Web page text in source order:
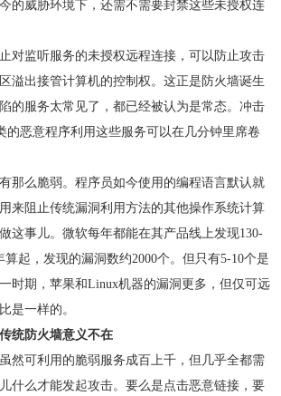
的威胁环境下，还需不需要封禁这些未授权连
对监听服务的未授权远程连接，可以防止攻击
溢出接管计算机的控制权。这正是防火墙诞生
的服务太常见了，都已经被认为是常态。冲击
的恶意程序利用这些服务可以在几分钟里席卷
那么脆弱。程序员如今使用的编程语言默认就
来阻止传统漏洞利用方法的其他操作系统计算
这事儿。微软每年都能在其产品线上发现130-
算起，发现的漏洞数约2000个。但只有5-10个是
时期，苹果和Linux机器的漏洞更多，但仅可远
是一样的。
统防火墙意义不在
然可利用的脆弱服务成百上千，但几乎全都需
什么才能发起攻击。要么是点击恶意链接，要